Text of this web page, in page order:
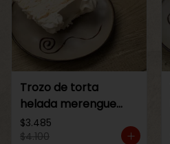
Trozo de torta
helada merengue
lucuma
$3.485
$4.100